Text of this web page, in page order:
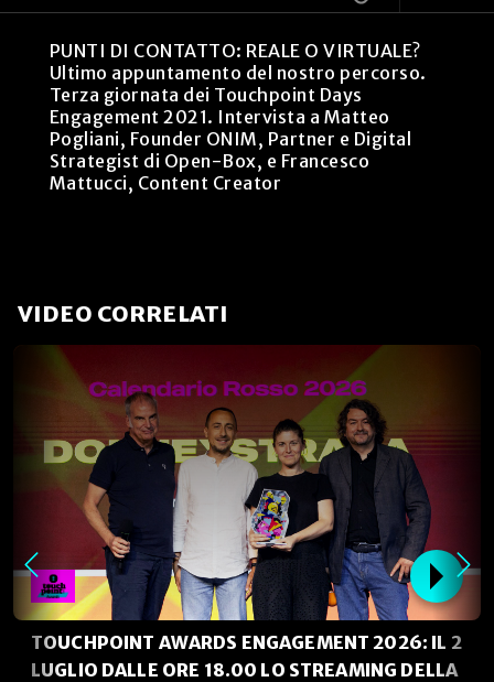
PUNTI DI CONTATTO: REALE O VIRTUALE?
Ultimo appuntamento del nostro percorso.
Terza giornata dei Touchpoint Days
Engagement 2021. Intervista a Matteo
Pogliani, Founder ONIM, Partner e Digital
Strategist di Open-Box, e Francesco
Mattucci, Content Creator
VIDEO CORRELATI
TOUCHPOINT AWARDS ENGAGEMENT 2026: IL 2
LUGLIO DALLE ORE 18.00 LO STREAMING DELLA